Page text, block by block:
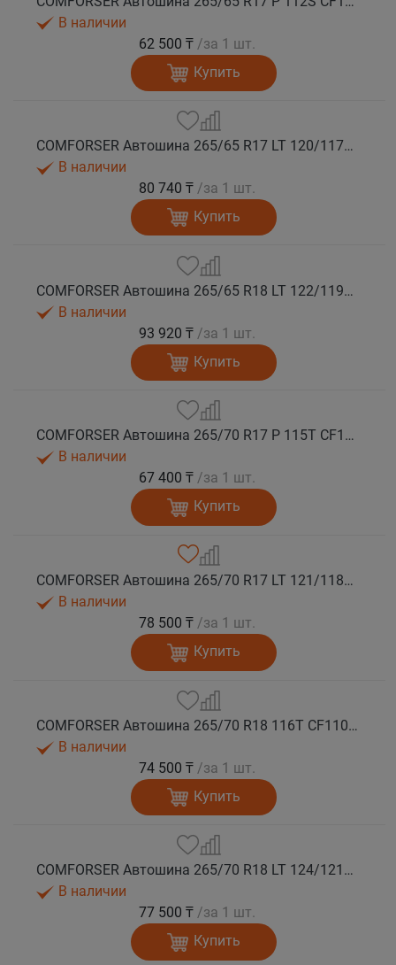
В наличии
62 500 ₸ /за 1 шт.
Купить
COMFORSER Автошина 265/65 R17 LT 120/117S CF1100 10PR RWL лето
В наличии
80 740 ₸ /за 1 шт.
Купить
COMFORSER Автошина 265/65 R18 LT 122/119S CF1100 10PR RWL лето
В наличии
93 920 ₸ /за 1 шт.
Купить
COMFORSER Автошина 265/70 R17 P 115T CF1100 RWL лето
В наличии
67 400 ₸ /за 1 шт.
Купить
COMFORSER Автошина 265/70 R17 LT 121/118R CF1100 10PR RWL лето
В наличии
78 500 ₸ /за 1 шт.
Купить
COMFORSER Автошина 265/70 R18 116T CF1100 RWL лето
В наличии
74 500 ₸ /за 1 шт.
Купить
COMFORSER Автошина 265/70 R18 LT 124/121S CF1100 10PR RWL лето
В наличии
77 500 ₸ /за 1 шт.
Купить